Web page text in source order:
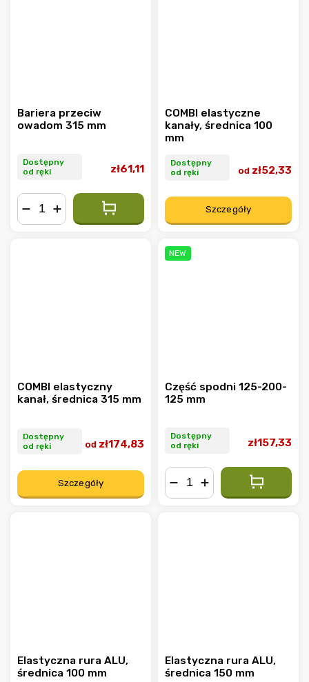
Bariera przeciw
owadom 315 mm
Dostępny
od ręki
zł61,11
COMBI elastyczne
kanały, średnica 100
mm
Dostępny
od ręki
od zł52,33
Szczegóły
COMBI elastyczny
kanał, średnica 315 mm
Dostępny
od ręki
od zł174,83
Szczegóły
NEW
Część spodni 125-200-
125 mm
Dostępny
od ręki
zł157,33
Elastyczna rura ALU,
średnica 100 mm
Elastyczna rura ALU,
średnica 150 mm